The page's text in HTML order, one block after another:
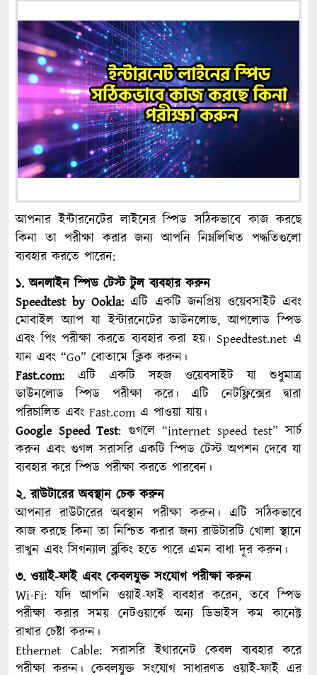
আপনার ইন্টারনেটের লাইনের স্পিড সঠিকভাবে কাজ করছে
কিনা তা পরীক্ষা করার জন্য আপনি নিম্নলিখিত পদ্ধতিগুলো
ব্যবহার করতে পারেন:
১. অনলাইন স্পিড টেস্ট টুল ব্যবহার করুন
Speedtest by Ookla: এটি একটি জনপ্রিয় ওয়েবসাইট এবং
মোবাইল অ্যাপ যা ইন্টারনেটের ডাউনলোড, আপলোড স্পিড
এবং পিং পরীক্ষা করতে ব্যবহার করা হয়। Speedtest.net এ
যান এবং “Go” বোতামে ক্লিক করুন।
Fast.com: এটি একটি সহজ ওয়েবসাইট যা শুধুমাত্র
ডাউনলোড স্পিড পরীক্ষা করে। এটি নেটফ্লিক্সের দ্বারা
পরিচালিত এবং Fast.com এ পাওয়া যায়।
Google Speed Test: গুগলে “internet speed test” সার্চ
করুন এবং গুগল সরাসরি একটি স্পিড টেস্ট অপশন দেবে যা
ব্যবহার করে স্পিড পরীক্ষা করতে পারবেন।
২. রাউটারের অবস্থান চেক করুন
আপনার রাউটারের অবস্থান পরীক্ষা করুন। এটি সঠিকভাবে
কাজ করছে কিনা তা নিশ্চিত করার জন্য রাউটারটি খোলা স্থানে
রাখুন এবং সিগন্যাল ব্লকিং হতে পারে এমন বাধা দূর করুন।
৩. ওয়াই-ফাই এবং কেবলযুক্ত সংযোগ পরীক্ষা করুন
Wi-Fi: যদি আপনি ওয়াই-ফাই ব্যবহার করেন, তবে স্পিড
পরীক্ষা করার সময় নেটওয়ার্কে অন্য ডিভাইস কম কানেক্ট
রাখার চেষ্টা করুন।
Ethernet Cable: সরাসরি ইথারনেট কেবল ব্যবহার করে
পরীক্ষা করুন। কেবলযুক্ত সংযোগ সাধারণত ওয়াই-ফাই এর